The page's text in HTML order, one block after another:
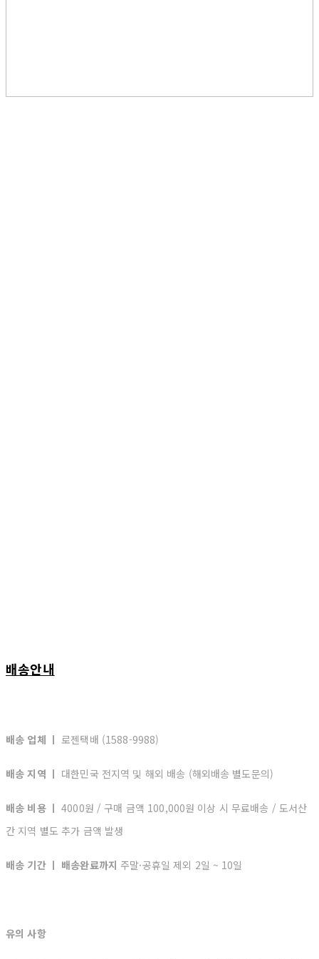
배송안내
배송 업체 ㅣ 로젠택배 (1588-9988)
배송 지역 ㅣ 대한민국 전지역 및 해외 배송 (해외배송 별도문의)
배송 비용 ㅣ4000원 / 구매 금액 100,000원 이상 시 무료배송 / 도서산
간 지역 별도 추가 금액 발생
배송 기간 ㅣ 배송완료까지 주말·공휴일 제외 2일 ~ 10일
유의 사항